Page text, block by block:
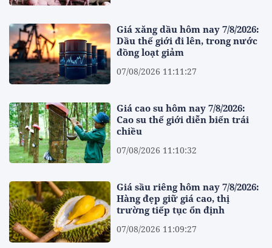
Giá xăng dầu hôm nay 7/8/2026:
Dầu thế giới đi lên, trong nước
đồng loạt giảm
07/08/2026 11:11:27
Giá cao su hôm nay 7/8/2026:
Cao su thế giới diễn biến trái
chiều
07/08/2026 11:10:32
Giá sầu riêng hôm nay 7/8/2026:
Hàng đẹp giữ giá cao, thị
trường tiếp tục ổn định
07/08/2026 11:09:27